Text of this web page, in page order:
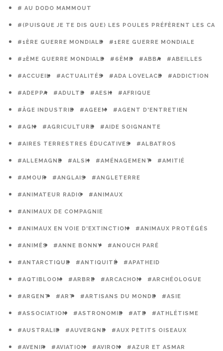
# AU DODO MAMMOUT
#(PUISQUE JE TE DIS QUE) LES POULES PRÉFÈRENT LES
#1ÈRE GUERRE MONDIALE #1ERE GUERRE MONDIALE
#2ÈME GUERRE MONDIALE #6ÈME #ABBA #ABEILLES
#ACCUEIL #ACTUALITÉS #ADA LOVELACE #ADDICTION
#ADEPPA #ADULTE #AESH #AFRIQUE
#ÂGE INDUSTRIE #AGEEM #AGENT D'ENTRETIEN
#AGN #AGRICULTURE #AIDE SOIGNANTE
#AIRES TERRESTRES ÉDUCATIVES #ALBATROS
#ALLEMAGNE #ALSH #AMÉNAGEMENT #AMITIÉ
#AMOUR #ANGLAIS #ANGLETERRE
#ANIMATEUR RADIO #ANIMAUX
#ANIMAUX DE COMPAGNIE
#ANIMAUX EN VOIE D'EXTINCTION #ANIMAUX PROTÉGÉS
#ANIMÉS #ANNE BONNY #ANOUCH PARÉ
#ANTARCTIQUE #ANTIQUITÉ #APATHEID
#AQTIBLOOM #ARBRE #ARCACHON #ARCHÉOLOGUE
#ARGENT #ART #ARTISANS DU MONDE #ASIE
#ASSOCIATION #ASTRONOMIE #ATE #ATHLÉTISME
#AUSTRALIE #AUVERGNE #AUX PETITS OISEAUX
#AVENIR #AVIATION #AVIRON #AZUR ET ASMAR